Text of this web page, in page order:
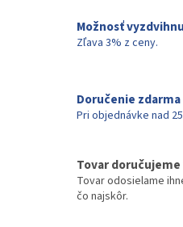
e
Možnosť
Zľava 3% z ceny.
Doručenie zdarma
Pri objednávke nad
Tovar
Tovar odosielame
čo najskôr.